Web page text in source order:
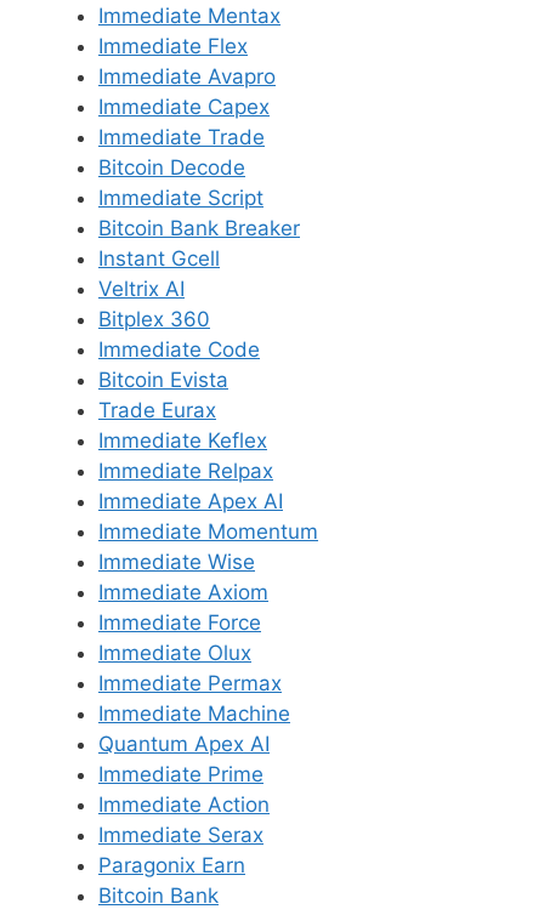
Immediate Mentax
Immediate Flex
Immediate Avapro
Immediate Capex
Immediate Trade
Bitcoin Decode
Immediate Script
Bitcoin Bank Breaker
Instant Gcell
Veltrix AI
Bitplex 360
Immediate Code
Bitcoin Evista
Trade Eurax
Immediate Keflex
Immediate Relpax
Immediate Apex AI
Immediate Momentum
Immediate Wise
Immediate Axiom
Immediate Force
Immediate Olux
Immediate Permax
Immediate Machine
Quantum Apex AI
Immediate Prime
Immediate Action
Immediate Serax
Paragonix Earn
Bitcoin Bank